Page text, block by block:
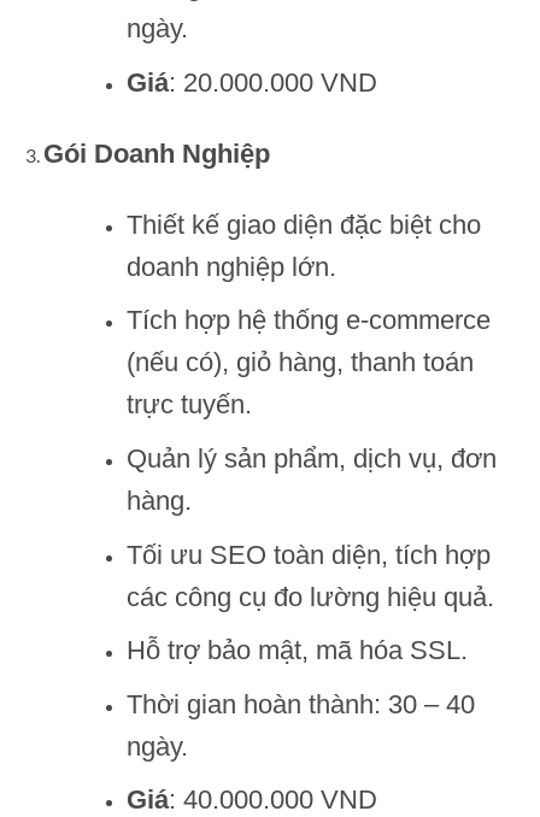
ngày.
Giá: 20.000.000 VND
Gói Doanh Nghiệp
Thiết kế giao diện đặc biệt cho
doanh nghiệp lớn.
Tích hợp hệ thống e-commerce
(nếu có), giỏ hàng, thanh toán
trực tuyến.
Quản lý sản phẩm, dịch vụ, đơn
hàng.
Tối ưu SEO toàn diện, tích hợp
các công cụ đo lường hiệu quả.
Hỗ trợ bảo mật, mã hóa SSL.
Thời gian hoàn thành: 30 – 40
ngày.
Giá: 40.000.000 VND